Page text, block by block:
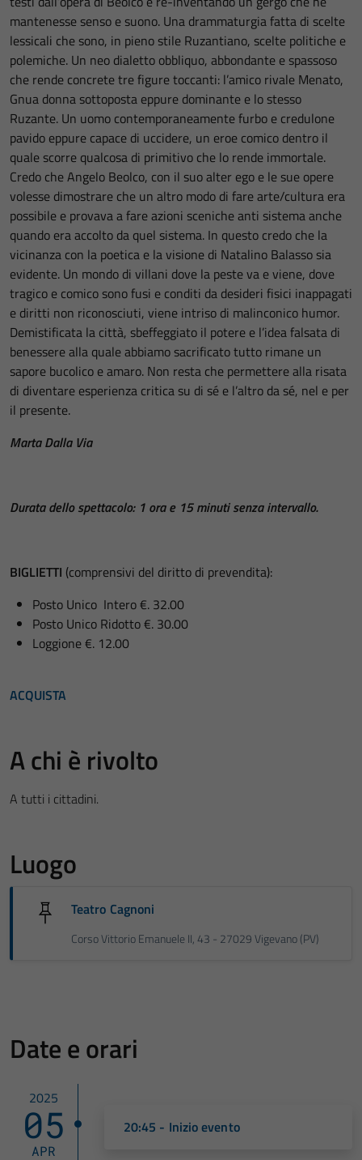
mantenesse senso e suono. Una drammaturgia fatta di scelte
lessicali che sono, in pieno stile Ruzantiano, scelte politiche e
polemiche. Un neo dialetto obbliquo, abbondante e spassoso
che rende concrete tre figure toccanti: l’amico rivale Menato,
Gnua donna sottoposta eppure dominante e lo stesso
Ruzante. Un uomo contemporaneamente furbo e credulone
pavido eppure capace di uccidere, un eroe comico dentro il
quale scorre qualcosa di primitivo che lo rende immortale.
Credo che Angelo Beolco, con il suo alter ego e le sue opere
volesse dimostrare che un altro modo di fare arte/cultura era
possibile e provava a fare azioni sceniche anti sistema anche
quando era accolto da quel sistema. In questo credo che la
vicinanza con la poetica e la visione di Natalino Balasso sia
evidente. Un mondo di villani dove la peste va e viene, dove
tragico e comico sono fusi e conditi da desideri fisici inappagati
e diritti non riconosciuti, viene intriso di malinconico humor.
Demistificata la città, sbeffeggiato il potere e l’idea falsata di
benessere alla quale abbiamo sacrificato tutto rimane un
sapore bucolico e amaro. Non resta che permettere alla risata
di diventare esperienza critica su di sé e l’altro da sé, nel e per
il presente.
Marta Dalla Via
Durata dello spettacolo: 1 ora e 15 minuti senza intervallo.
BIGLIETTI (comprensivi del diritto di prevendita):
Posto Unico Intero €. 32.00
Posto Unico Ridotto €. 30.00
Loggione €. 12.00
ACQUISTA
A chi è rivolto
A tutti i cittadini.
Luogo
Teatro Cagnoni
Corso Vittorio Emanuele II, 43 - 27029 Vigevano (PV)
Date e orari
2025
05
APR
20:45 - Inizio evento